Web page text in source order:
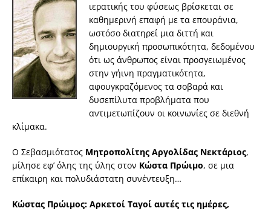
ιερατικής του φύσεως βρίσκεται σε
καθημερινή επαφή με τα επουράνια,
ωστόσο διατηρεί μια διττή και
δημιουργική προσωπικότητα, δεδομένου
ότι ως άνθρωπος είναι προσγειωμένος
στην γήινη πραγματικότητα,
αφουγκραζόμενος τα σοβαρά και
δυσεπίλυτα προβλήματα που
αντιμετωπίζουν οι κοινωνίες σε διεθνή
κλίμακα.
Ο Σεβασμιότατος Μητροπολίτης Αργολίδας Νεκτάριος,
μίλησε εφ’ όλης της ύλης στον Κώστα Πρώιμο, σε μια
επίκαιρη και πολυδιάστατη συνέντευξη…
Κώστας Πρώιμος: Αρκετοί Ταγοί αυτές τις ημέρες,